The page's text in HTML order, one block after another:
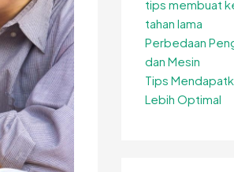
tips membuat
tahan lama
Perbedaan
dan Mesin
Tips
Lebih Optimal